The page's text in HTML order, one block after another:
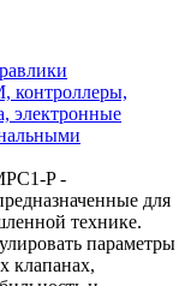
контроллеры,
электронные
P -
для
технике.
параметры
клапанах,